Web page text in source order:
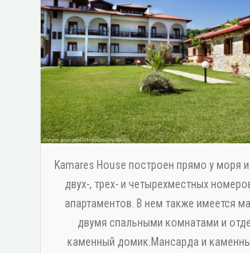
Kamares House построен прямо у моря
двух-, трех- и четырехместных
апартаментов. В нем также имеется
двумя спальными комнатами и
каменный домик.Мансарда и